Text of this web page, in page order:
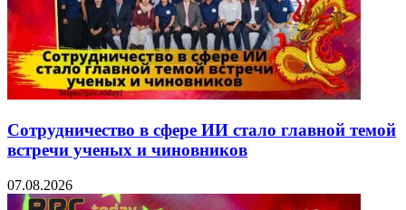
Сотрудничество в сфере ИИ стало главной темой
встречи ученых и чиновников
07.08.2026